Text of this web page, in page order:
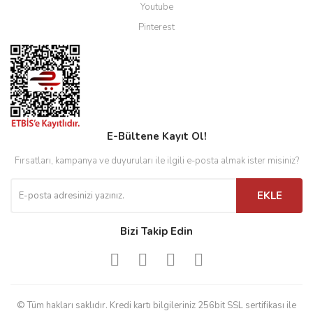
Youtube
Pinterest
E-Bültene Kayıt Ol!
Fırsatları, kampanya ve duyuruları ile ilgili e-posta almak ister misiniz?
EKLE
Bizi Takip Edin
© Tüm hakları saklıdır. Kredi kartı bilgileriniz 256bit SSL sertifikası ile